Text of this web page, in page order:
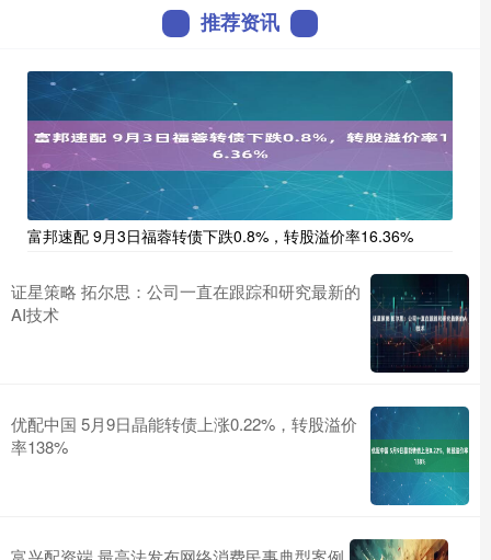
推荐资讯
富邦速配 9月3日福蓉转债下跌0.8%，转股溢价率16.36%
证星策略 拓尔思：公司一直在跟踪和研究最新的
AI技术
优配中国 5月9日晶能转债上涨0.22%，转股溢价
率138%